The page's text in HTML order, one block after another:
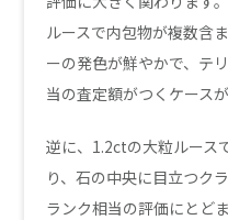
ルースで内包物が複数含
ーの発色が鮮やかで、テ
当の査定額がつくケースが
逆に、1.2ctの大粒ルース
り、石の中央に目立つク
ランク相当の評価にとど